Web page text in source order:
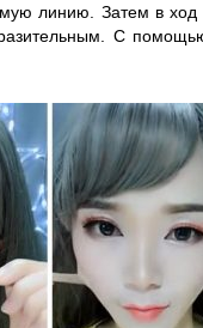
линию. Затем в ход
С